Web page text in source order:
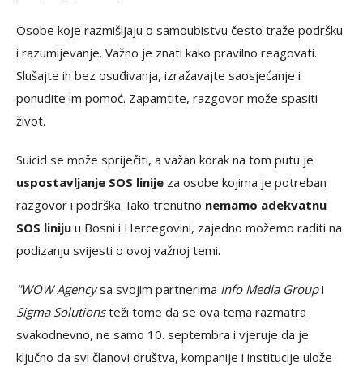
Osobe koje razmišljaju o samoubistvu često traže podršku
i razumijevanje. Važno je znati kako pravilno reagovati.
Slušajte ih bez osuđivanja, izražavajte saosjećanje i
ponudite im pomoć. Zapamtite, razgovor može spasiti
život.
Suicid se može spriječiti, a važan korak na tom putu je
uspostavljanje SOS linije za osobe kojima je potreban
razgovor i podrška. Iako trenutno nemamo adekvatnu
SOS liniju u Bosni i Hercegovini, zajedno možemo raditi na
podizanju svijesti o ovoj važnoj temi.
"WOW Agencysa svojim partnerima Info Media Groupi
Sigma Solutionsteži tome da se ova tema razmatra
svakodnevno, ne samo 10. septembra i vjeruje da je
ključno da svi članovi društva, kompanije i institucije ulože